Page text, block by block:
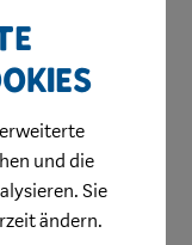
und die
Sie
ändern.